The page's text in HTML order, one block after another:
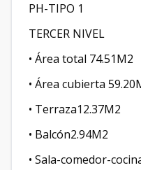
PH-TIPO 1
TERCER NIVEL
• Área total 74.51M2
• Área cubierta
• Terraza12.37M2
• Balcón2.94M2
• Sala-comedor-